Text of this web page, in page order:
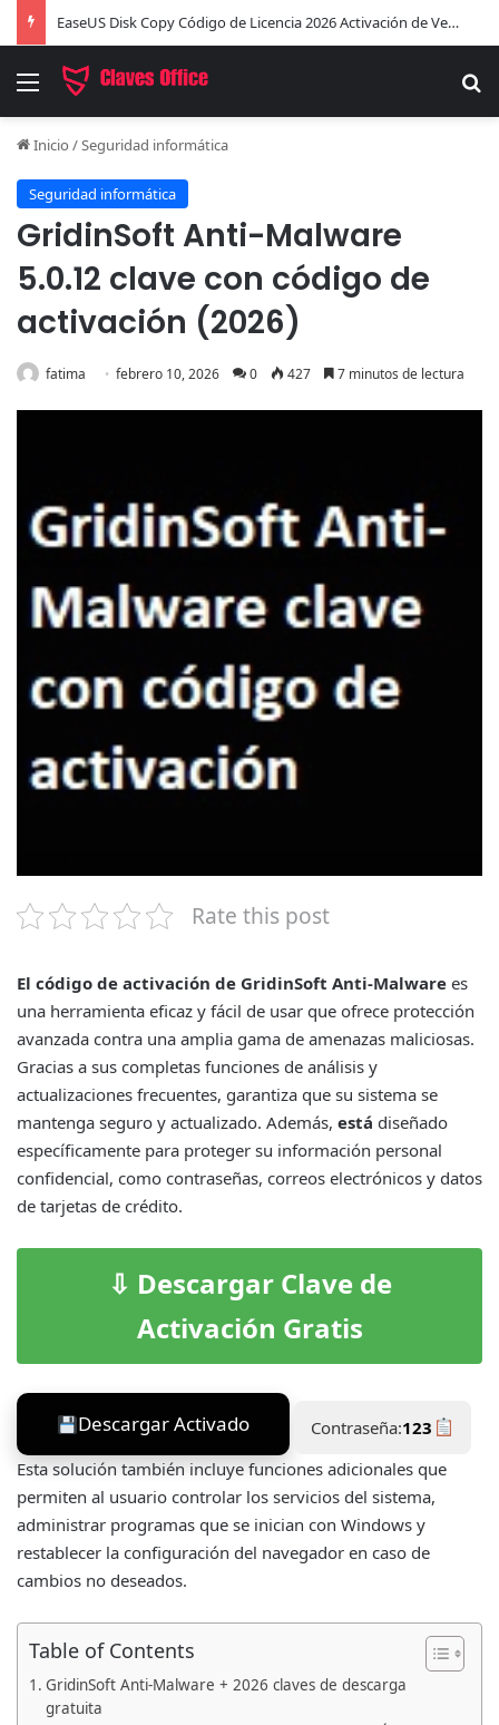
EaseUS Disk Copy Código de Licencia 2026 Activación de Versión Pro (Gratis)
Menú
Inicio /Seguridad informática
Seguridad informática
GridinSoft Anti-Malware
5.0.12 clave con código de
activación (2026)
fatima febrero 10, 2026 0 427 7 minutos de lectura
Rate this post
El código de activación de GridinSoft Anti-Malware es
una herramienta eficaz y fácil de usar que ofrece protección
avanzada contra una amplia gama de amenazas maliciosas.
Gracias a sus completas funciones de análisis y
actualizaciones frecuentes, garantiza que su sistema se
mantenga seguro y actualizado. Además, está diseñado
específicamente para proteger su información personal
confidencial, como contraseñas, correos electrónicos y datos
de tarjetas de crédito.
⇩ Descargar Clave de
Activación Gratis
Descargar Activado Contraseña:123
Esta solución también incluye funciones adicionales que
permiten al usuario controlar los servicios del sistema,
administrar programas que se inician con Windows y
restablecer la configuración del navegador en caso de
cambios no deseados.
Table of Contents
GridinSoft Anti-Malware + 2026 claves de descarga
gratuita